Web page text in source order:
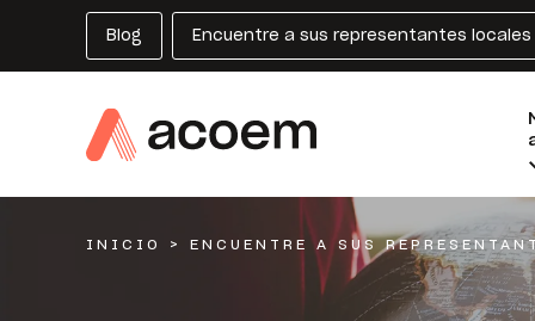
Blog Encuentre a sus representantes locales
INICIO > ENCUENTRE A SUS